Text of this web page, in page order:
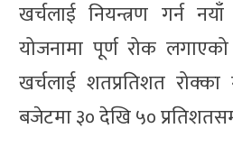
खर्चलाई नियन्त्रण गर्न
योजनामा पूर्ण रोक
खर्चलाई शतप्रतिशत रोक्का
बजेटमा ३० देखि ५०